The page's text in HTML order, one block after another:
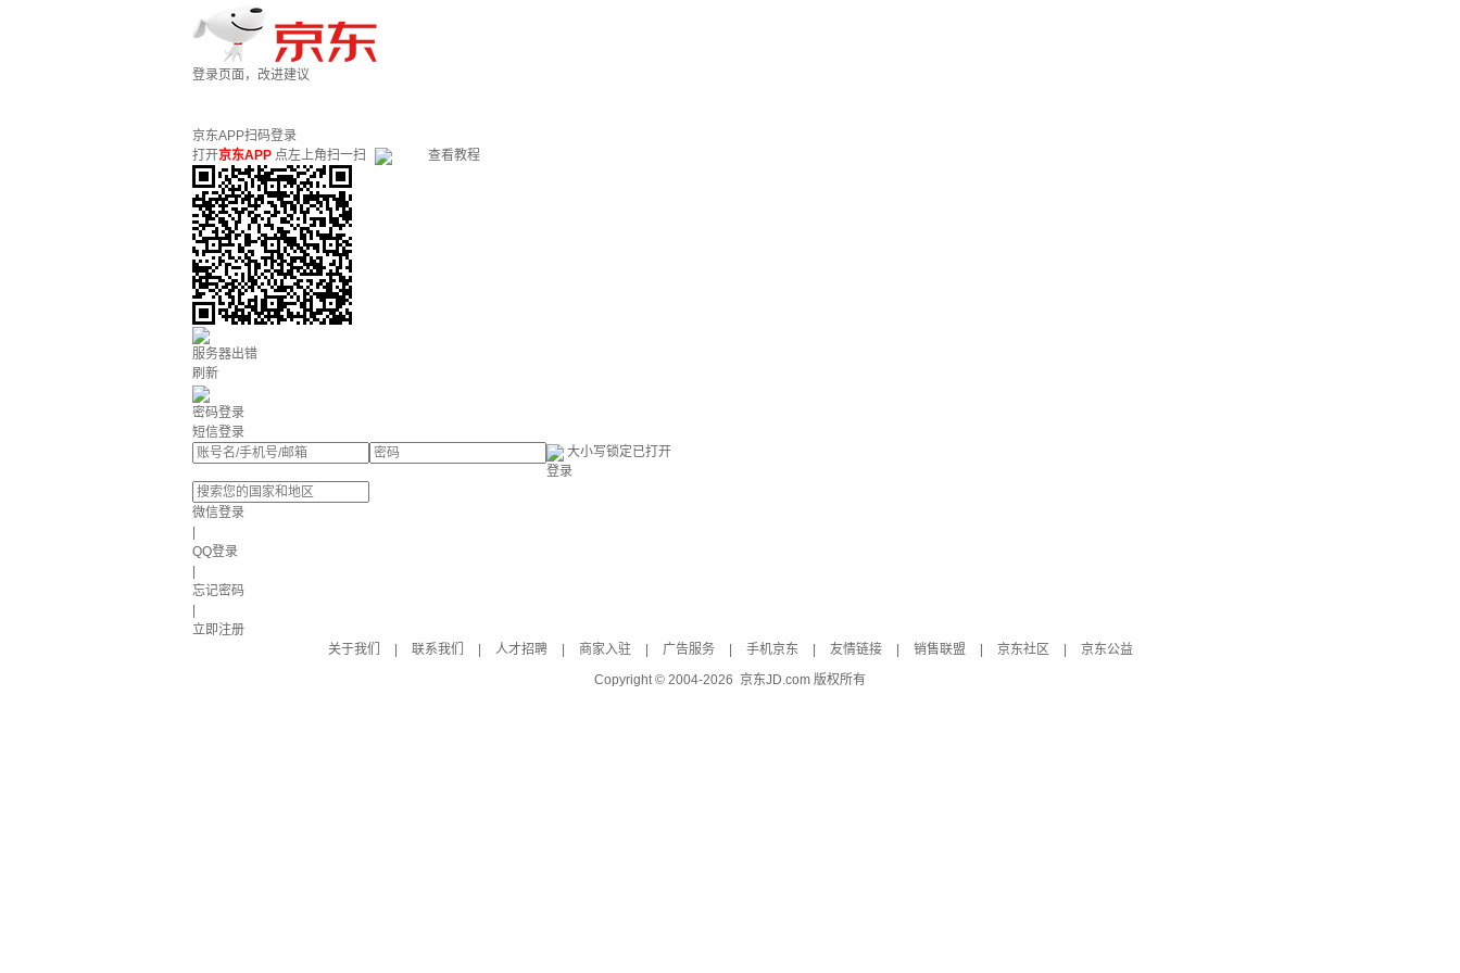
登录页面，改进建议
京东APP扫码登录
打开京东APP 点左上角扫一扫 查看教程
服务器出错
刷新
密码登录
短信登录
大小写锁定已打开
登录
微信登录
QQ登录
忘记密码
立即注册
关于我们
联系我们 人才招聘 商家入驻 广告服务 手机京东 友情链接 销售联盟 京东社区
京东公益
Copyright © 2004-2026 京东JD.com 版权所有